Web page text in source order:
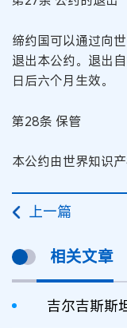
缔约国可以通过向
退出本公约。退出
日后六个月生效。
第28条 保管
本公约由世界知识
上一篇
相关文章